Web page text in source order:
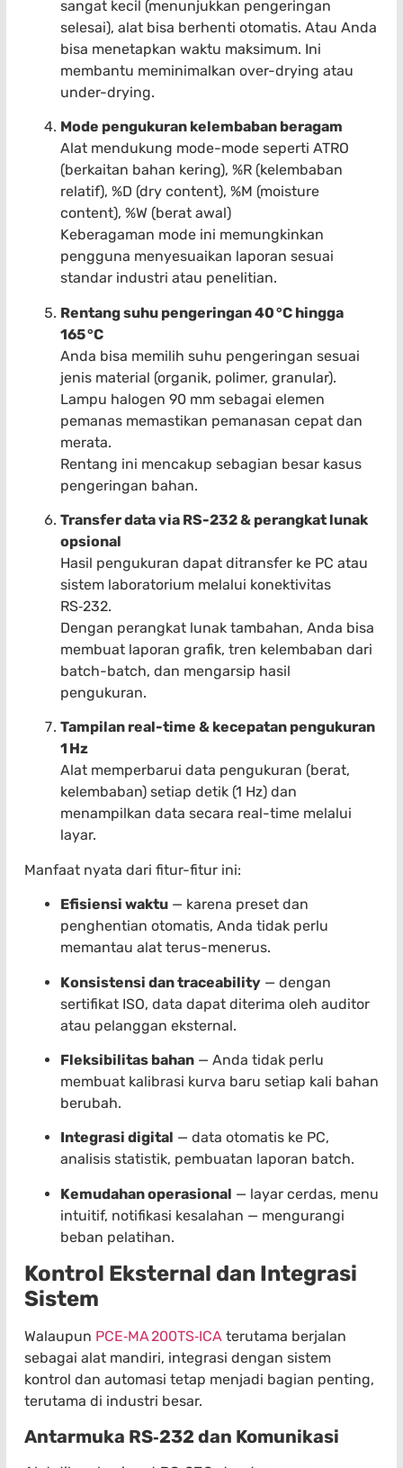
sangat kecil (menunjukkan pengeringan
selesai), alat bisa berhenti otomatis. Atau Anda
bisa menetapkan waktu maksimum. Ini
membantu meminimalkan over-drying atau
under-drying.
Mode pengukuran kelembaban beragam
Alat mendukung mode-mode seperti ATRO
(berkaitan bahan kering), %R (kelembaban
relatif), %D (dry content), %M (moisture
content), %W (berat awal)
Keberagaman mode ini memungkinkan
pengguna menyesuaikan laporan sesuai
standar industri atau penelitian.
Rentang suhu pengeringan 40 °C hingga
165 °C
Anda bisa memilih suhu pengeringan sesuai
jenis material (organik, polimer, granular).
Lampu halogen 90 mm sebagai elemen
pemanas memastikan pemanasan cepat dan
merata.
Rentang ini mencakup sebagian besar kasus
pengeringan bahan.
Transfer data via RS-232 & perangkat lunak
opsional
Hasil pengukuran dapat ditransfer ke PC atau
sistem laboratorium melalui konektivitas
RS‑232.
Dengan perangkat lunak tambahan, Anda bisa
membuat laporan grafik, tren kelembaban dari
batch-batch, dan mengarsip hasil
pengukuran.
Tampilan real-time & kecepatan pengukuran
1 Hz
Alat memperbarui data pengukuran (berat,
kelembaban) setiap detik (1 Hz) dan
menampilkan data secara real-time melalui
layar.
Manfaat nyata dari fitur-fitur ini:
Efisiensi waktu — karena preset dan
penghentian otomatis, Anda tidak perlu
memantau alat terus-menerus.
Konsistensi dan traceability — dengan
sertifikat ISO, data dapat diterima oleh auditor
atau pelanggan eksternal.
Fleksibilitas bahan — Anda tidak perlu
membuat kalibrasi kurva baru setiap kali bahan
berubah.
Integrasi digital — data otomatis ke PC,
analisis statistik, pembuatan laporan batch.
Kemudahan operasional — layar cerdas, menu
intuitif, notifikasi kesalahan — mengurangi
beban pelatihan.
Kontrol Eksternal dan Integrasi
Sistem
Walaupun PCE‑MA 200TS‑ICA terutama berjalan
sebagai alat mandiri, integrasi dengan sistem
kontrol dan automasi tetap menjadi bagian penting,
terutama di industri besar.
Antarmuka RS‑232 dan Komunikasi